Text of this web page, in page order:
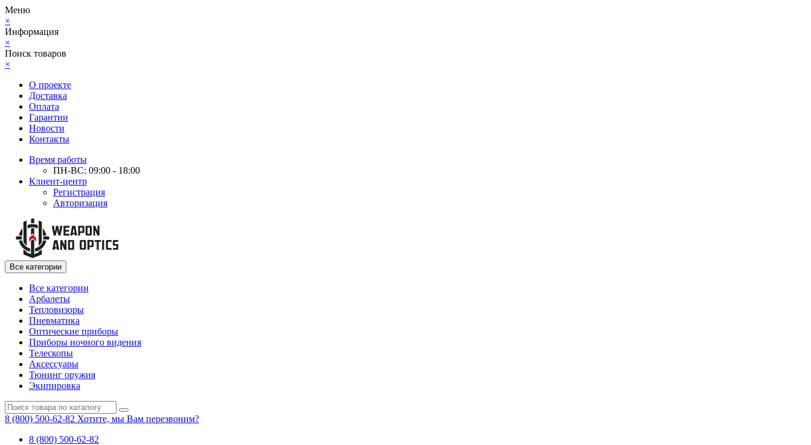
Меню
×
Информация
×
Поиск товаров
×
О проекте
Доставка
Оплата
Гарантии
Новости
Контакты
Время работы
ПН-ВС: 09:00 - 18:00
Клиент-центр
Регистрация
Авторизация
Все категории
Все категории
Арбалеты
Тепловизоры
Пневматика
Оптические приборы
Приборы ночного видения
Телескопы
Аксессуары
Тюнинг оружия
Экипировка
8 (800) 500-62-82 Хотите, мы Вам перезвоним?
8 (800) 500-62-82